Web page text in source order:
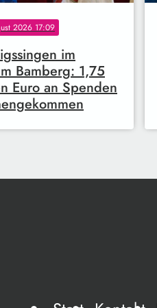
2026 17:09
im
Bamberg: 1,75
Euro an Spenden